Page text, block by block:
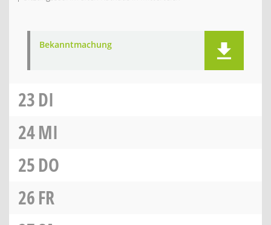
Bekanntmachung
23DI
24MI
25DO
26FR